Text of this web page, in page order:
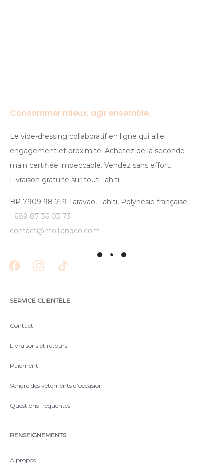
Consommer mieux, agir ensemble.
Le vide-dressing collaboratif en ligne qui allie
engagement et proximité. Achetez de la seconde
main certifiée impeccable. Vendez sans effort.
Livraison gratuite sur tout Tahiti.
BP 7909 98 719 Taravao, Tahiti, Polynésie française
+689 87 36 03 73
contact@molliandco.com
SERVICE CLIENTÈLE
Contact
Livraisons et retours
Paiement
Vendre des vêtements d’occasion
Questions fréquentes
RENSEIGNEMENTS
A propos